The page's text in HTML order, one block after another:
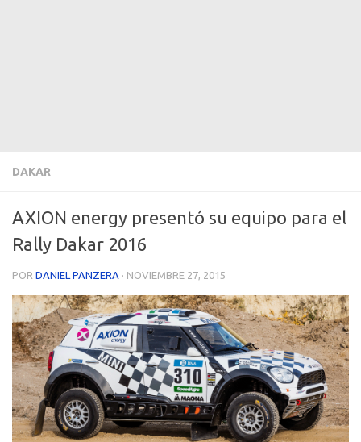
DAKAR
AXION energy presentó su equipo para el
Rally Dakar 2016
POR DANIEL PANZERA · NOVIEMBRE 27, 2015